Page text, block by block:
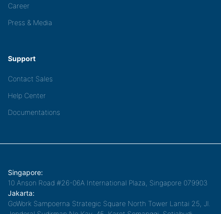
Career
Press & Media
Support
Contact Sales
Help Center
Documentations
Singapore:
10 Anson Road #26-06A International Plaza, Singapore 079903
Jakarta:
GoWork Sampoerna Strategic Square North Tower Lantai 25, Jl.